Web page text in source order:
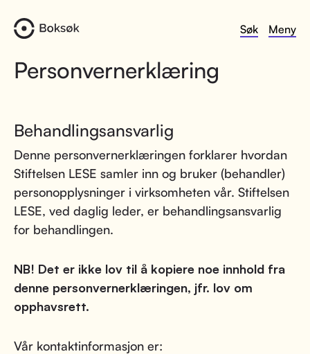
Søk Meny
Personvernerklæring
Behandlingsansvarlig
Denne personvernerklæringen forklarer hvordan
Stiftelsen LESE samler inn og bruker (behandler)
personopplysninger i virksomheten vår. Stiftelsen
LESE, ved daglig leder, er behandlingsansvarlig
for behandlingen.
NB! Det er ikke lov til å kopiere noe innhold fra
denne personvernerklæringen, jfr. lov om
opphavsrett.
Vår kontaktinformasjon er: